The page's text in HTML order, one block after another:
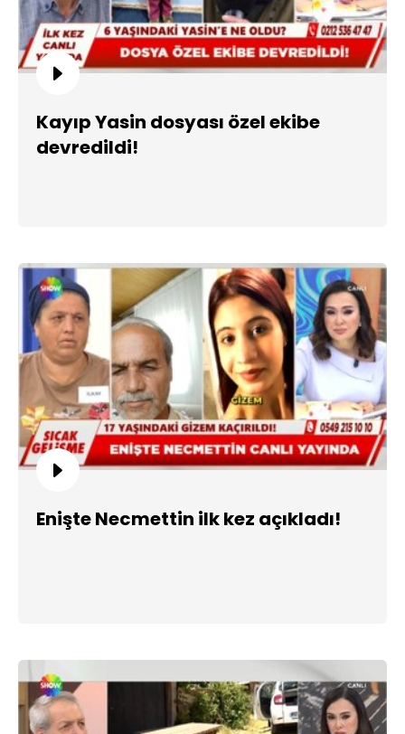
Kayıp Yasin dosyası özel ekibe
devredildi!
Enişte Necmettin ilk kez açıkladı!